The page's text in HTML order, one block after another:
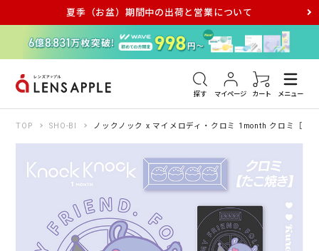
夏季（お盆）期間中の出荷と営業について
探す マイページ カート メニュー
アキュビュー メダリスト メガネ
TOP SHO-BI ノックノック x マイメロディ・クロミ 1month クロミ［た